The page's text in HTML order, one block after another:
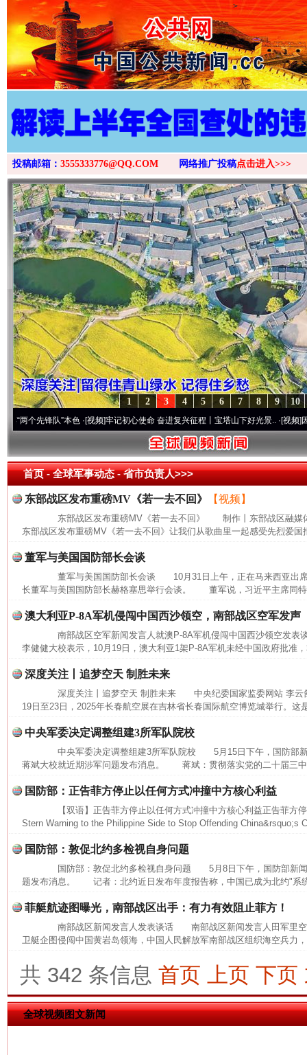
>
投稿邮箱： 3555333776@QQ.COM 网络推广投稿点击进入>>>
10
9
8
7
6
5
4
3
2
1
先锋队”本色·[视频]牢记初心使命 奋进复兴征程丨宝塔山下好光景..·[视频]因党而
首页- 全球军事动态 -省市负责人>>>
东部战区发布重磅MV《若一去不回》 【视频】
东部战区发布重磅MV《若一去不回》 制作丨东部战区融媒体
东部战区发布重磅MV《若一去不回》让我们从歌曲里一起感受先烈爱国
董军与美国国防部长会谈
董军与美国国防部长会谈 10月31日上午，正在马来西亚出席
长董军与美国国防部长赫格塞思举行会谈。 董军说，习近平主席同
澳大利亚P-8A军机侵闯中国西沙领空，南部战区空军发声
南部战区空军新闻发言人就澳P-8A军机侵闯中国西沙领空发
李健健大校表示，10月19日，澳大利亚1架P-8A军机未经中国政府批准
深度关注丨追梦空天 制胜未来
深度关注丨追梦空天 制胜未来 中央纪委国家监委网站 李
19日至23日，2025年长春航空展在吉林省长春国际航空博览城举行。这
中央军委决定调整组建3所军队院校
中央军委决定调整组建3所军队院校 5月15日下午，国防部新
蒋斌大校就近期涉军问题发布消息。 蒋斌：贯彻落实党的二十届三
国防部：正告菲方停止以任何方式冲撞中方核心利益
【双语】正告菲方停止以任何方式冲撞中方核心利益正告菲方
Stern Warning to the Philippine Side to Stop Offending China&rsquo;s
国防部：敦促北约多检视自身问题
国防部：敦促北约多检视自身问题 5月8日下午，国防部新闻
题发布消息。 记者：北约近日发布年度报告称，中国已成为北约"系
菲艇航迹图曝光，南部战区出手：有力有效阻止菲方！
南部战区新闻发言人发表谈话 南部战区新闻发言人田军里空
卫艇企图侵闯中国黄岩岛领海，中国人民解放军南部战区组织海空兵力
共 342 条信息 首页 上页 下页
全球视频图文新闻
网上购药对药下症？